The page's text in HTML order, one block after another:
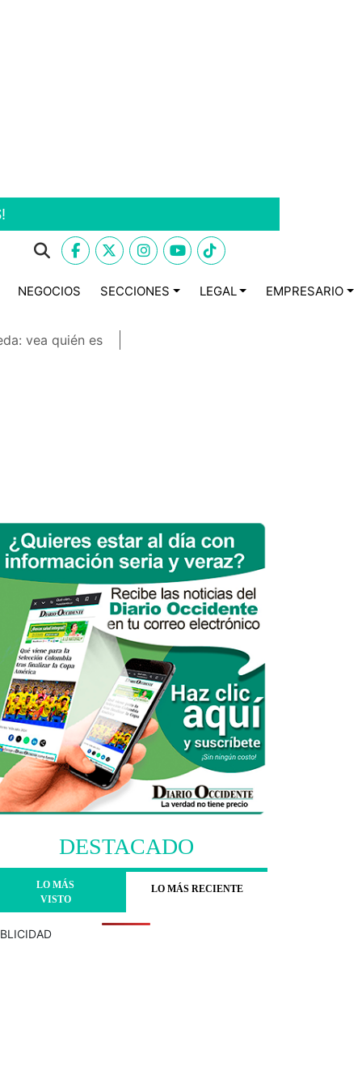
NEGOCIOS SECCIONES LEGAL EMPRESARIO
vea quién es
DESTACADO
LO MÁS
VISTO
LO MÁS RECIENTE